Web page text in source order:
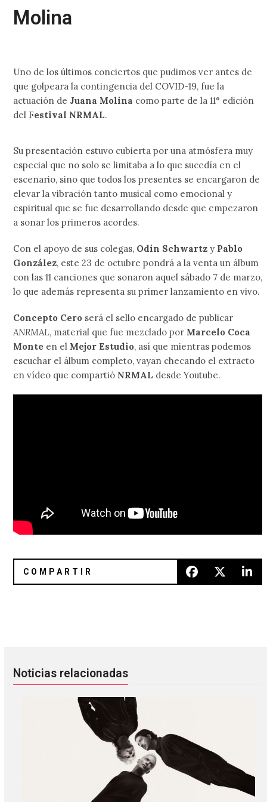
Molina
Uno de los últimos conciertos que pudimos ver antes de
que golpeara la contingencia del COVID-19, fue la
actuación de Juana Molina como parte de la 11° edición
del Festival NRMAL.
Su presentación estuvo cubierta por una atmósfera muy
especial que no solo se limitaba a lo que sucedía en el
escenario, sino que todos los presentes se encargaron de
elevar la vibración tanto musical como emocional y
espiritual que se fue desarrollando desde que empezaron
a sonar los primeros acordes.
Con el apoyo de sus colegas, Odín Schwartzy Pablo
González, este 23 de octubre pondrá a la venta un álbum
con las 11 canciones que sonaron aquel sábado 7 de marzo,
lo que además representa su primer lanzamiento en vivo.
Concepto Cero será el sello encargado de publicar
ANRMAL, material que fue mezclado por Marcelo Coca
Monte en el Mejor Estudio, así que mientras podemos
escuchar el álbum completo, vayan checando el extracto
en vídeo que compartió NRMAL desde Youtube.
Noticias relacionadas